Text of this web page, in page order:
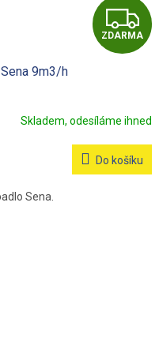
Z
D
R
M
A
ZDARMA
9m3/h
Skladem, odesíláme ihned
Do košíku
Sena.